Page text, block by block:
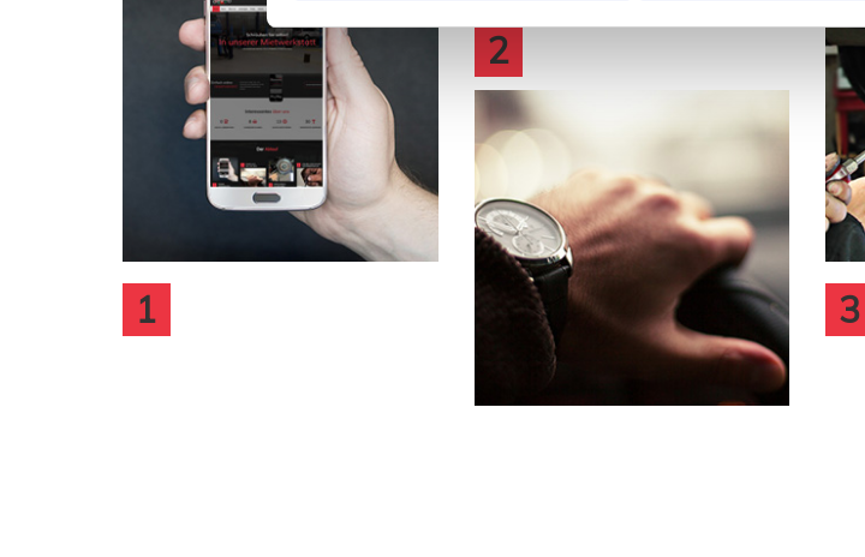
1
2
3